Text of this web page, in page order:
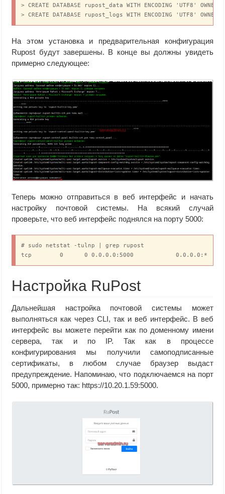
> CREATE DATABASE rupost_data WITH ENCODING 'UTF8'
> CREATE DATABASE rupost_logs WITH ENCODING 'UTF8'
На этом установка и предварительная конфигурация
Rupost будут завершены. В конце вы должны увидеть
примерно следующее:
Теперь можно отправиться в веб интерфейс и начать
настройку почтовой системы. На всякий случай
проверьте, что веб интерфейс поднялся на порту 5000:
# sudo netstat -tulnp | grep rupost
Настройка RuPost
Дальнейшая настройка почтовой системы может
выполняться как через CLI, так и веб интерфейс. В веб
интерфейс вы можете перейти как по доменному имени
сервера, так и по IP. Так как в процессе
конфигурирования мы получили самоподписанные
сертификаты, в любом случае браузер выдаст
предупреждение. Напоминаю, что подключаемся на порт
5000, примерно так: https://10.20.1.59:5000.